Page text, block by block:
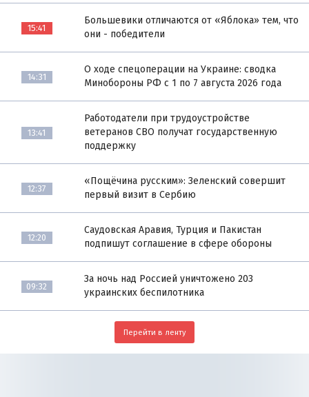
15:41
Большевики отличаются от «Яблока» тем, что
они - победители
14:31
О ходе спецоперации на Украине: сводка
Минобороны РФ с 1 по 7 августа 2026 года
13:41
Работодатели при трудоустройстве
ветеранов СВО получат государственную
поддержку
12:37
«Пощёчина русским»: Зеленский совершит
первый визит в Сербию
12:20
Саудовская Аравия, Турция и Пакистан
подпишут соглашение в сфере обороны
09:32
За ночь над Россией уничтожено 203
украинских беспилотника
Перейти в ленту